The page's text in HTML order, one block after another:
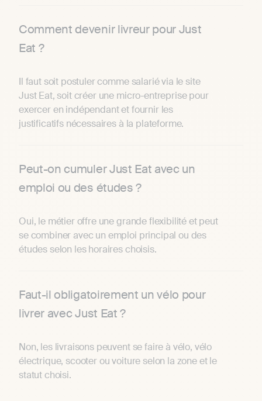
Comment devenir livreur pour Just
Eat ?
Il faut soit postuler comme salarié via le site
Just Eat, soit créer une micro-entreprise pour
exercer en indépendant et fournir les
justificatifs nécessaires à la plateforme.
Peut-on cumuler Just Eat avec un
emploi ou des études ?
Oui, le métier offre une grande flexibilité et peut
se combiner avec un emploi principal ou des
études selon les horaires choisis.
Faut-il obligatoirement un vélo pour
livrer avec Just Eat ?
Non, les livraisons peuvent se faire à vélo, vélo
électrique, scooter ou voiture selon la zone et le
statut choisi.